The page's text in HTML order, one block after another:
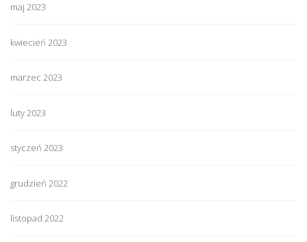
maj 2023
kwiecień 2023
marzec 2023
luty 2023
styczeń 2023
grudzień 2022
listopad 2022